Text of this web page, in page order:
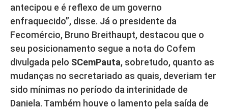
antecipou e é reflexo de um governo
enfraquecido”, disse. Já o presidente da
Fecomércio, Bruno Breithaupt, destacou que o
seu posicionamento segue a nota do Cofem
divulgada pelo SCemPauta, sobretudo, quanto as
mudanças no secretariado as quais, deveriam ter
sido mínimas no período da interinidade de
Daniela. Também houve o lamento pela saída de